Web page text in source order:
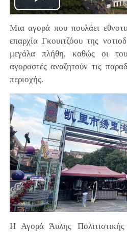
Play
Video
Μια αγορά που πουλάει
επαρχία Γκουιτζόου της
μεγάλα πλήθη, καθώς οι
αγοραστές αναζητούν τις
περιοχής.
Η Αγορά Άυλης Πολιτιστικής